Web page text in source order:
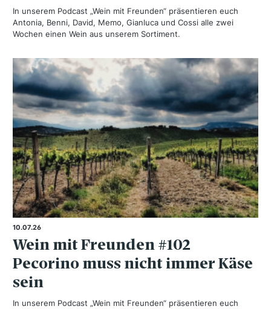
In unserem Podcast „Wein mit Freunden“ präsentieren euch
Antonia, Benni, David, Memo, Gianluca und Cossi alle zwei
Wochen einen Wein aus unserem Sortiment.
10.07.26
Wein mit Freunden #102
Pecorino muss nicht immer Käse
sein
In unserem Podcast „Wein mit Freunden“ präsentieren euch